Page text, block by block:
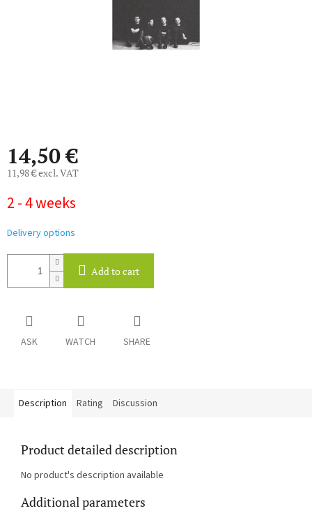
14,50 €
11,98 € excl. VAT
price:
2 - 4 weeks
Delivery options
Add to cart
ASK WATCH SHARE
Description Rating Discussion
Product detailed description
No product's description available
Additional parameters